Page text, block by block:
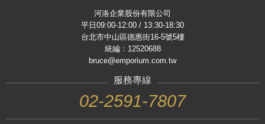
河洛企業股份有限公司
平日09:00-12:00 / 13:30-18:30
台北市中山區德惠街16-5號5樓
統編：12520688
bruce@emporium.com.tw
服務專線
02-2591-7807